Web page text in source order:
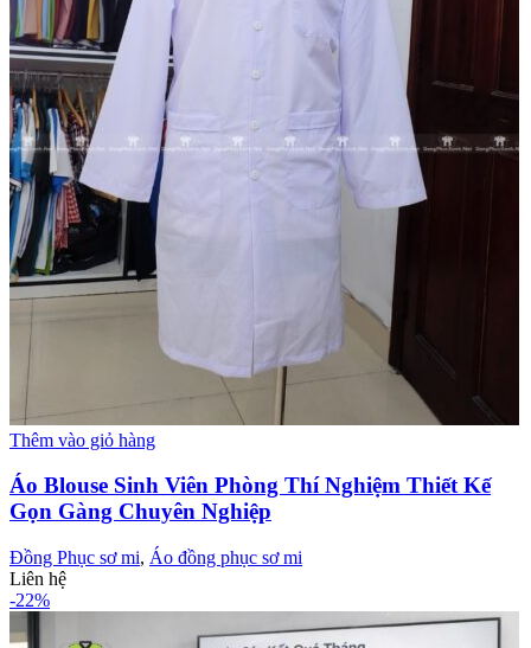
Thêm vào giỏ hàng
Áo Blouse Sinh Viên Phòng Thí Nghiệm Thiết Kế
Gọn Gàng Chuyên Nghiệp
Đồng Phục sơ mi, Áo đồng phục sơ mi
Liên hệ
-22%